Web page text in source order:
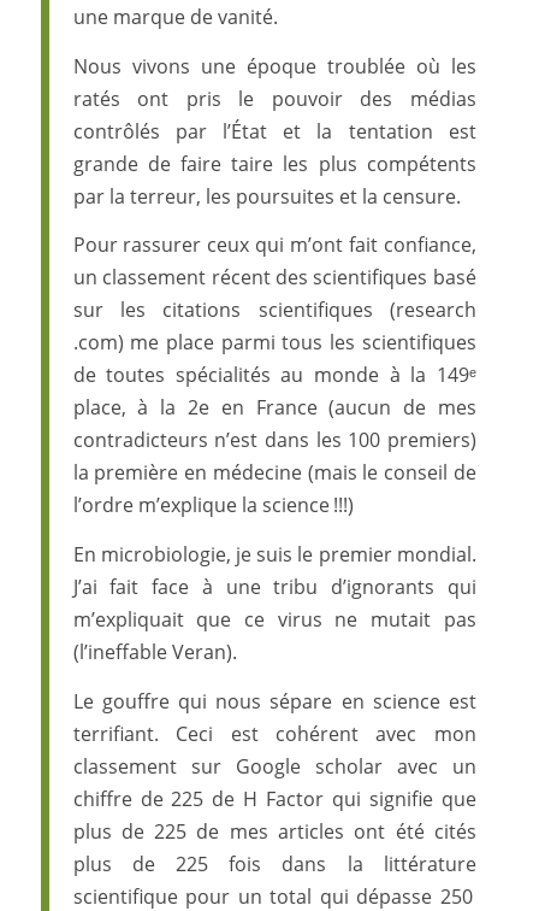
une marque de vanité.
Nous vivons une époque troublée où les
ratés ont pris le pouvoir des médias
contrôlés par l’État et la tentation est
grande de faire taire les plus compétents
par la terreur, les poursuites et la censure.
Pour rassurer ceux qui m’ont fait confiance,
un classement récent des scientifiques basé
sur les citations scientifiques (research
.com) me place parmi tous les scientifiques
de toutes spécialités au monde à la 149ᵉ
place, à la 2e en France (aucun de mes
contradicteurs n’est dans les 100 premiers)
la première en médecine (mais le conseil de
l’ordre m’explique la science !!!)
En microbiologie, je suis le premier mondial.
J’ai fait face à une tribu d’ignorants qui
m’expliquait que ce virus ne mutait pas
(l’ineffable Veran).
Le gouffre qui nous sépare en science est
terrifiant. Ceci est cohérent avec mon
classement sur Google scholar avec un
chiffre de 225 de H Factor qui signifie que
plus de 225 de mes articles ont été cités
plus de 225 fois dans la littérature
scientifique pour un total qui dépasse 250